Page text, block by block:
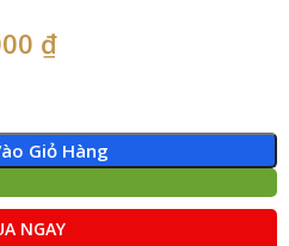
₫
Giỏ Hàng
NGAY